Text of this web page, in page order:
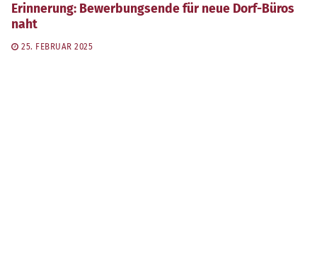
Erinnerung: Bewerbungsende für neue Dorf-Büros
naht
25. FEBRUAR 2025